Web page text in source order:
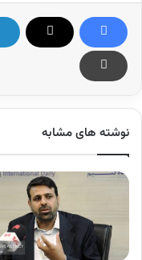
نوشته های مشابه